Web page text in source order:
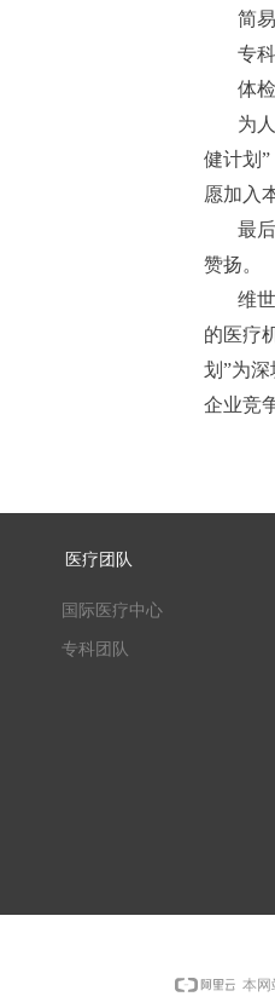
简
专
体
为
健计划
愿加入
最
赞扬。
维
的医疗
划”为
企业竞
医疗团队
国际医疗中心
专科团队
本网